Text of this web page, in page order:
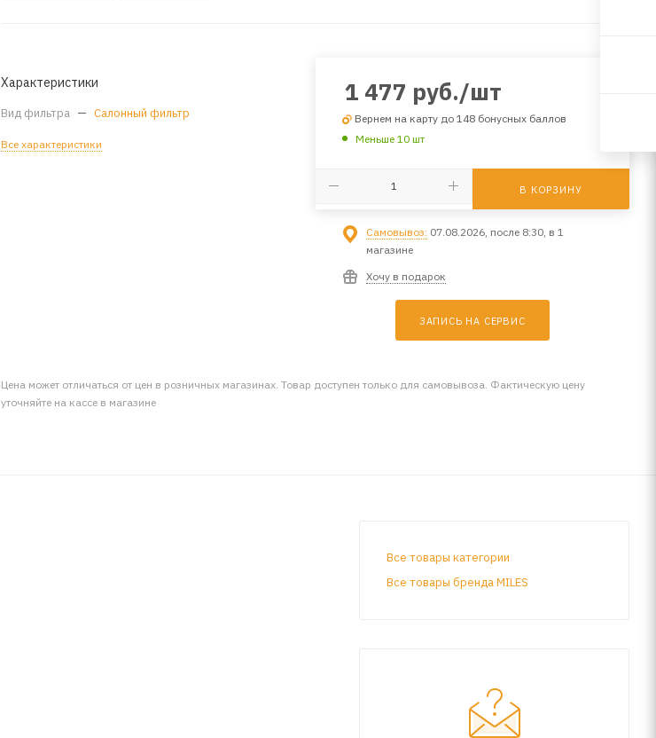
Характеристики
Вид фильтра — Салонный фильтр
Все характеристики
1 477 руб./шт
Вернем на карту до 148 бонусных баллов
Меньше 10 шт
В КОРЗИНУ
Самовывоз: 07.08.2026, после 8:30, в 1
магазине
Хочу в подарок
ЗАПИСЬ НА СЕРВИС
Цена может отличаться от цен в розничных магазинах. Товар доступен только для самовывоза. Фактическую цену
уточняйте на кассе в магазине
Все товары категории
Все товары бренда MILES